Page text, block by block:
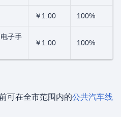
￥1.00 100%
子手
￥1.00 100%
可在全市范围内的公共汽车线